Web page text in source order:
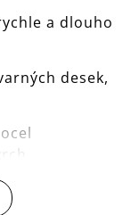
a dlouho
desek,